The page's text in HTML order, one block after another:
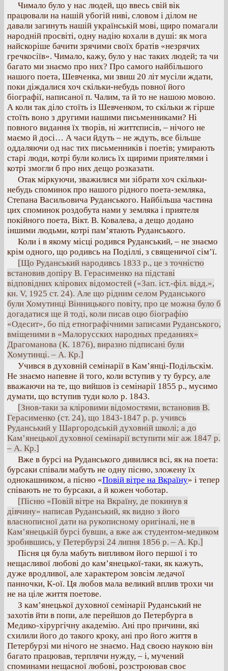
Чимало було у нас людей, що ввесь свій вік
працювали на нашій убогій ниві, словом і ділом не
давали загинуть нашій українській мові, щиро помагали
народній просвіті, одну надію кохали в душі: як мога
найскоріше бачити зрячими своїх братів «незрячих
гречкосіїв». Чимало, кажу, було у нас таких людей; та чи
багато ми знаємо про них? Про самого найбільшого
нашого поета, Шевченка, ми звиш 20 літ мусіли ждати,
поки діждалися хоч скільки-небудь повної його
біографії, написаної п. Чалим, та й то не нашою мовою.
А коли так діло стоїть із Шевченком, то скільки ж гірше
стоїть воно з другими нашими письменниками? Ні
повного видання їх творів, ні життєписів, – нічого не
маємо й досі… А часи йдуть – не ждуть, все більше
оддаляючи од нас тих письменників і поетів; умирають
старі люди, котрі були колись їх щирими приятелями і
котрі змогли б про них дещо розказати.
Отак міркуючи, зважилися ми зібрати хоч скільки-
небудь споминок про нашого рідного поета-земляка,
Степана Васильовича Руданського. Найбільша частина
цих споминок роздобута нами у земляка і приятеля
покійного поета, Вікт. В. Ковалева, а дещо додано
іншими людьми, котрі пам’ятають Руданського.
Коли і в якому місці родився Руданський, – не знаємо
крім одного, що родивсь на Поділлі, з священичої сім’ї.
[Що Руданський народивсь 1833 р., це з точністю
встановив допіру В. Герасименко на підставі
відповідних клірових відомостей («Зап. іст.-філ. відд.»,
кн. V, 1925 ст. 24). Але що рідним селом Руданського
були Хомутинці Вінницького повіту, про це можна було б
догадатися ще й тоді, коли писав оцю біографію
«Одесит», бо під етнографічними записами Руданського,
вміщеними в «Малорусских народных преданиях»
Драгоманова (К. 1876), виразно підписані були
Хомутинці. – А. Кр.]
Учився в духовній семінарії в Кам’янці-Подільскім.
Не знаємо напевне й того, коли вступив у ту бурсу, але
вважаючи на те, що вийшов із семінарії 1855 р., мусимо
думати, що вступив туди коло р. 1843.
[Знов-таки за кліровими відомостями, встановив В.
Герасименко (ст. 24), що 1843-1847 р. р. учивсь
Руданський у Шаргородській духовній школі; а до
Кам’янецької духовної семінарії вступити міг аж 1847 р.
– А. Кр.]
Вже в бурсі на Руданського дивилися всі, як на поета:
бурсаки співали мабуть не одну пісню, зложену їх
однокашником, а пісню «Повій вітре на Вкраїну» і тепер
співають не то бурсаки, а й кожен чоботар.
[Пісню «Повій вітре на Вкраїну, де покинув я
дівчину» написав Руданський, як видно з його
власнописної дати на рукописному оригіналі, не в
Кам’янецькій бурсі бувши, а вже аж студентом-медиком
зробившись, у Петербурзі 24 липня 1856 р. – А. Кр.]
Пісня ця була мабуть випливом його першої і то
нещасливої любові до кам’янецької-таки, як кажуть,
дуже вродливої, але характером зовсім ледачої
панночки, К-ої. Ця любов мала великий вплив трохи чи
не на ціле життя поетове.
З кам’янецької духовної семінарії Руданський не
захотів йти в попи, але перейшов до Петербурга в
Медико-хірургічну академію. Ані про причини, які
схилили його до такого кроку, ані про його життя в
Петербурзі ми нічого не знаємо. Над своєю наукою він
багато працював, терплячи нужду, – і, мучений
споминами нещасної любові, розстроював своє